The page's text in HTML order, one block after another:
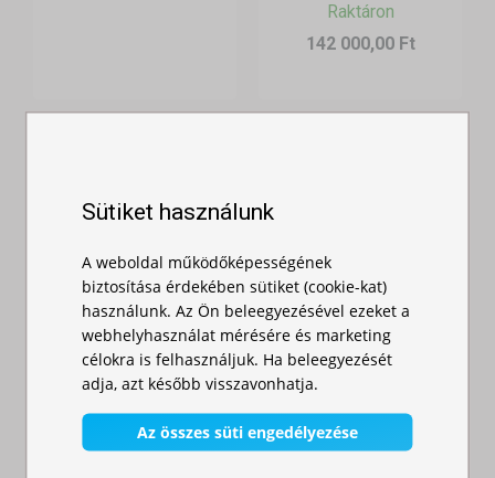
Raktáron
142 000,00 Ft
Gyorsan
összecsukható
sátor 3x4,5m -
alumí...
Raktáron
Gyorsan
összecsukható
sátor 3x6m -
Raktáron
252 000,00 Ft
Sütiket használunk
A weboldal működőképességének
biztosítása érdekében sütiket (cookie-kat)
használunk. Az Ön beleegyezésével ezeket a
webhelyhasználat mérésére és marketing
célokra is felhasználjuk. Ha beleegyezését
adja, azt később visszavonhatja.
Az összes süti engedélyezése